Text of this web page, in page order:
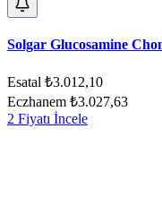
Solgar Glucosamine
Esatal ₺3.012,10
Eczhanem ₺3.027,63
2 Fiyatı İncele